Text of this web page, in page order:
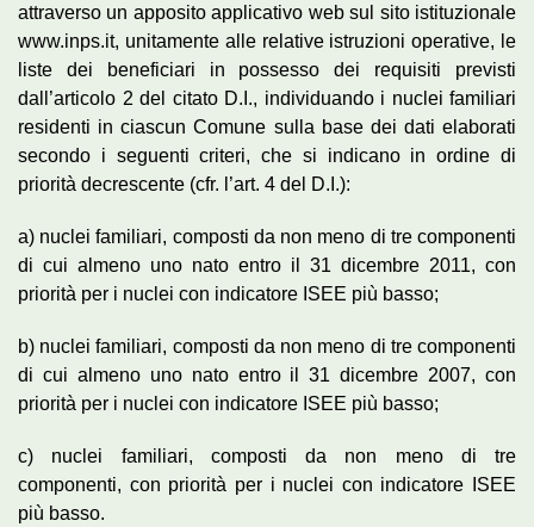
attraverso un apposito applicativo web sul sito istituzionale
www.inps.it, unitamente alle relative istruzioni operative, le
liste dei beneficiari in possesso dei requisiti previsti
dall’articolo 2 del citato D.I., individuando i nuclei familiari
residenti in ciascun Comune sulla base dei dati elaborati
secondo i seguenti criteri, che si indicano in ordine di
priorità decrescente (cfr. l’art. 4 del D.I.):
a) nuclei familiari, composti da non meno di tre componenti
di cui almeno uno nato entro il 31 dicembre 2011, con
priorità per i nuclei con indicatore ISEE più basso;
b) nuclei familiari, composti da non meno di tre componenti
di cui almeno uno nato entro il 31 dicembre 2007, con
priorità per i nuclei con indicatore ISEE più basso;
c) nuclei familiari, composti da non meno di tre
componenti, con priorità per i nuclei con indicatore ISEE
più basso.